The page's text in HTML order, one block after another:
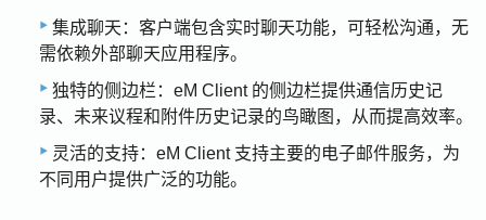
集成聊天：客户端包含实时聊天功能，可轻松沟通，无
需依赖外部聊天应用程序。
独特的侧边栏：eM Client 的侧边栏提供通信历史记
录、未来议程和附件历史记录的鸟瞰图，从而提高效率。
灵活的支持：eM Client 支持主要的电子邮件服务，为
不同用户提供广泛的功能。